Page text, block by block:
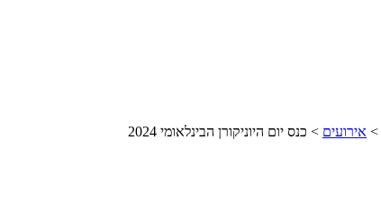
> אירועים > כנס יום היוניקורן הבינלאומי 2024